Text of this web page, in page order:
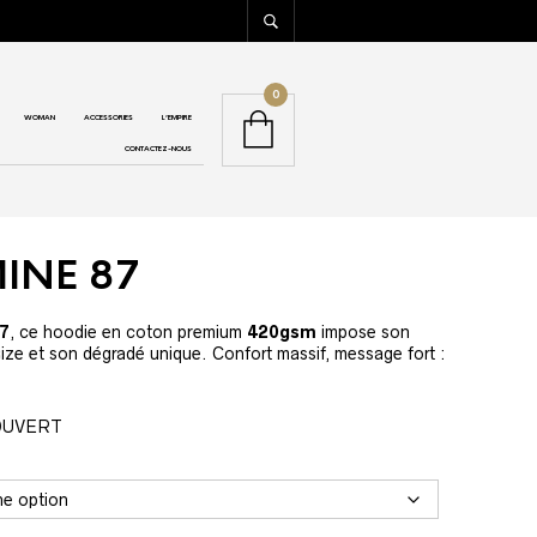
WOMAN ACCESSORIES L’EMPIRE
CONTACTEZ-NOUS
0
87
, ce hoodie en coton premium 420gsm impose son
et son dégradé unique. Confort massif, message fort :